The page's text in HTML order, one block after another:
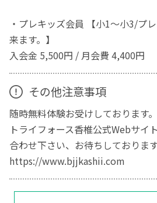
・プレキッズ会員 【小1～小3/プ
来ます。】
入会金 5,500円 / 月会費 4,400円
その他注意事項
随時無料体験お受けしております。
トライフォース香椎公式Webサイ
合わせ下さい、お待ちしておりま
https://www.bjjkashii.com